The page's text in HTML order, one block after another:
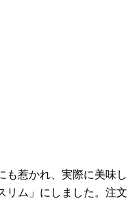
も惹かれ、実際に美味し
リム」にしました。注文